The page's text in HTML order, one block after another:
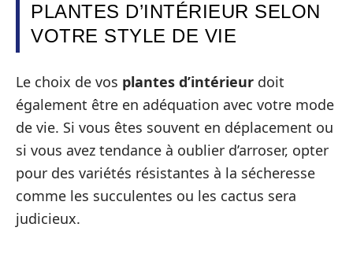
PLANTES D’INTÉRIEUR SELON
VOTRE STYLE DE VIE
Le choix de vos plantes d’intérieur doit
également être en adéquation avec votre mode
de vie. Si vous êtes souvent en déplacement ou
si vous avez tendance à oublier d’arroser, opter
pour des variétés résistantes à la sécheresse
comme les succulentes ou les cactus sera
judicieux.